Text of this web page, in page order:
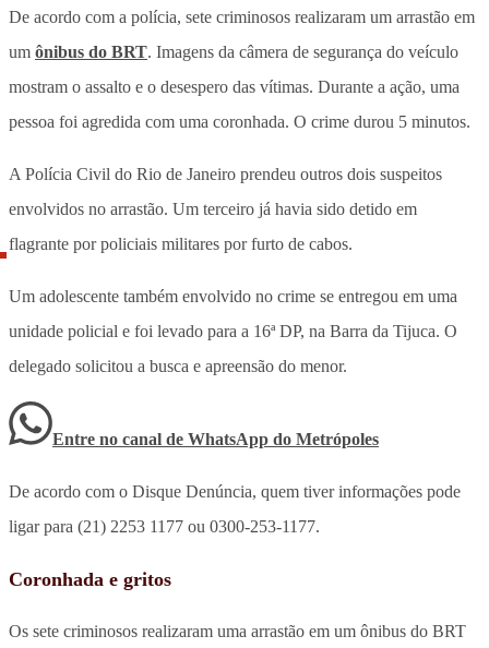
De acordo com a polícia, sete criminosos realizaram um arrastão em
um ônibus do BRT. Imagens da câmera de segurança do veículo
mostram o assalto e o desespero das vítimas. Durante a ação, uma
pessoa foi agredida com uma coronhada. O crime durou 5 minutos.
A Polícia Civil do Rio de Janeiro prendeu outros dois suspeitos
envolvidos no arrastão. Um terceiro já havia sido detido em
flagrante por policiais militares por furto de cabos.
Um adolescente também envolvido no crime se entregou em uma
unidade policial e foi levado para a 16ª DP, na Barra da Tijuca. O
delegado solicitou a busca e apreensão do menor.
Entre no canal de WhatsApp do Metrópoles
De acordo com o Disque Denúncia, quem tiver informações pode
ligar para (21) 2253 1177 ou 0300-253-1177.
Coronhada e gritos
Os sete criminosos realizaram uma arrastão em um ônibus do BRT